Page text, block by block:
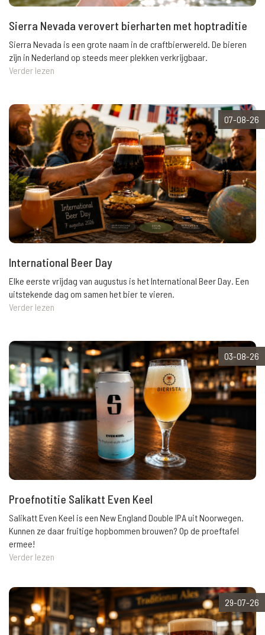
Sierra Nevada verovert bierharten met hoptraditie
Sierra Nevada is een grote naam in de craftbierwereld. De bieren
zijn in Nederland op steeds meer plekken verkrijgbaar.
Verder lezen
07-08-26
International Beer Day
Elke eerste vrijdag van augustus is het International Beer Day. Een
uitstekende dag om samen het bier te vieren.
Verder lezen
03-08-26
Proefnotitie Salikatt Even Keel
Salikatt Even Keel is een New England Double IPA uit Noorwegen.
Kunnen ze daar fruitige hopbommen brouwen? Op de proeftafel
ermee!
Verder lezen
29-07-26